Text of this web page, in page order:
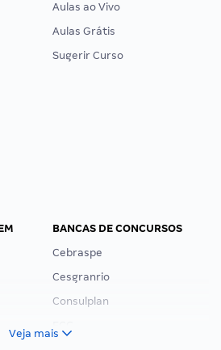
Aulas ao Vivo
Aulas Grátis
Sugerir Curso
BANCAS DE CONCURSOS
Cebraspe
Cesgranrio
Consulplan
Veja mais